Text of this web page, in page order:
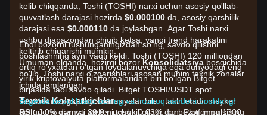
kelib chiqqanda, Toshi (TOSHI) narxi uchun asosiy qo'llab-
quvvatlash darajasi hozirda $0.000100 da, asosiy qarshilik
darajasi esa $0.000110 da joylashgan. Agar Toshi narxi
ushbu diapazondan chiqib ketsa, yangi trend harakatini
keltirib chiqarishi mumkin.
Umuman olganda, hozirgi bozor Konsolidatsiya bosqichida
bo'lib, Toshi narxi o'zgarishlari asosan muhim texnik zonalar
ichida jamlangan.
Texnik Ko'rsatkichlar
RSI:Joriy qiymati39.9ni tashkil qiladi, bu bozor impulsining
Endi bozorni tushunganingizdan so'ng, savdo qilishni
boshlashning ayni vaqti keldi. Toshi (TOSHI) 120 milliondan
ortiq ro'yxatdan o'tgan foydalanuvchiga ega dunyodagi eng
yirik kriptovalyuta platformalaridan biri bo'lgan Bitget
birjasida faol savdo qiladi. Bitget TOSHI/USDT spot
savdosini eng qulay komissiyalar bilan taklif etadi: meyker
uchun 0% dan va teyker uchun 0.03% dan. Platforma 1300
Bitgetda bepul hisob oching va hoziroq savdoni boshlang!